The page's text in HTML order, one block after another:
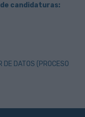
candidaturas:
DE DATOS (PROCESO